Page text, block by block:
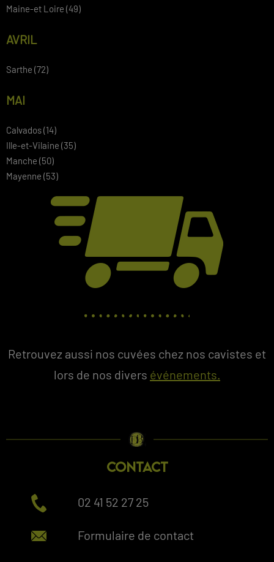
Maine-et Loire (49)
AVRIL
Sarthe (72)
MAI
Calvados (14)
Ille-et-Vilaine (35)
Manche (50)
Mayenne (53)
Retrouvez aussi nos cuvées chez nos cavistes et
lors de nos divers événements.
CONTACT
02 41 52 27 25
Formulaire de contact